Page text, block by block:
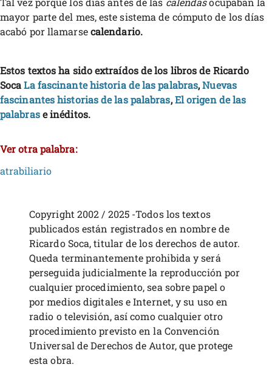
mayor parte del mes, este sistema de cómputo de los días
acabó por llamarsecalendario.
Estos textos ha sido extraídos de los libros de Ricardo
SocaLa fascinante historia de las palabras,Nuevas
fascinantes historias de las palabras,El origen de las
palabrase inéditos.
Ver otra palabra:
atrabiliario
Copyright 2002 / 2025 -Todos los textos
publicados están registrados en nombre de
Ricardo Soca, titular de los derechos de autor.
Queda terminantemente prohibida y será
perseguida judicialmente la reproducción por
cualquier procedimiento, sea sobre papel o
por medios digitales e Internet, y su uso en
radio o televisión, así como cualquier otro
procedimiento previsto en la Convención
Universal de Derechos de Autor, que protege
esta obra.